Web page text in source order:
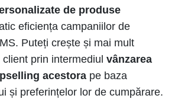
de produse
eficiența campaniilor de
Puteți crește și mai mult
prin intermediul vânzarea
acestora pe baza
și preferințelor lor de cumpărare.